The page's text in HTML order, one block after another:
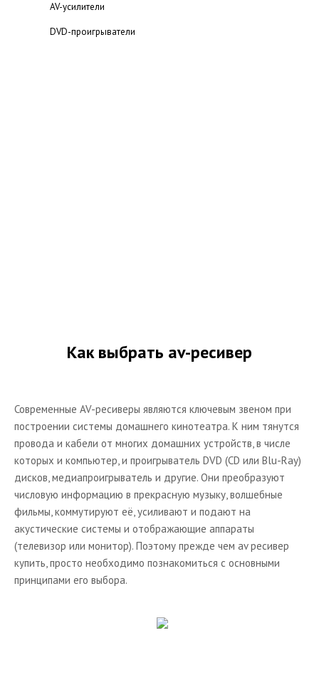
AV-усилители
DVD-проигрыватели
Электронные переводчики
Портативные DVD
Каталог портативной аудио техники
Мебель и кронштейны для техники
Тумбы
Кронштейны для телевизоров
Статьи по выбору мебели и кронштейнов для AV-
техники
Кронштейны для AV - техники
Как выбрать av-ресивер
Современные AV-ресиверы являются ключевым звеном при
построении системы домашнего кинотеатра. К ним тянутся
провода и кабели от многих домашних устройств, в числе
которых и компьютер, и проигрыватель DVD (CD или Blu-Ray)
дисков, медиапроигрыватель и другие. Они преобразуют
числовую информацию в прекрасную музыку, волшебные
фильмы, коммутируют её, усиливают и подают на
акустические системы и отображающие аппараты
(телевизор или монитор). Поэтому прежде чем av ресивер
купить, просто необходимо познакомиться с основными
принципами его выбора.